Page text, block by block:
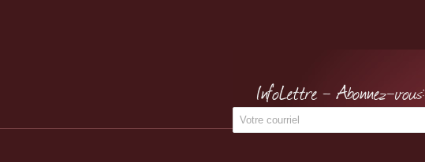
InfoLettre - Abonnez-vous: